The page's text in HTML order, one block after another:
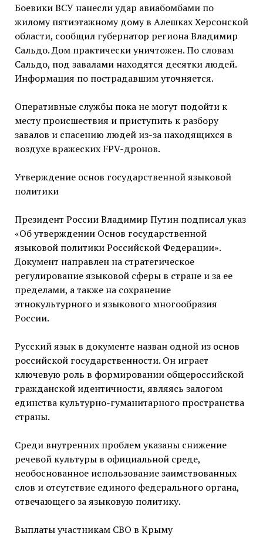
Боевики ВСУ нанесли удар авиабомбами по
жилому пятиэтажному дому в Алешках Херсонской
области, сообщил губернатор региона Владимир
Сальдо. Дом практически уничтожен. По словам
Сальдо, под завалами находятся десятки людей.
Информация по пострадавшим уточняется.
Оперативные службы пока не могут подойти к
месту происшествия и приступить к разбору
завалов и спасению людей из-за находящихся в
воздухе вражеских FPV-дронов.
Утверждение основ государственной языковой
политики
Президент России Владимир Путин подписал указ
«Об утверждении Основ государственной
языковой политики Российской Федерации».
Документ направлен на стратегическое
регулирование языковой сферы в стране и за ее
пределами, а также на сохранение
этнокультурного и языкового многообразия
России.
Русский язык в документе назван одной из основ
российской государственности. Он играет
ключевую роль в формировании общероссийской
гражданской идентичности, являясь залогом
единства культурно-гуманитарного пространства
страны.
Среди внутренних проблем указаны снижение
речевой культуры в официальной среде,
необоснованное использование заимствованных
слов и отсутствие единого федерального органа,
отвечающего за языковую политику.
Выплаты участникам СВО в Крыму